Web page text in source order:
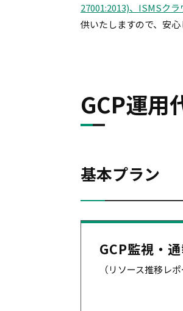
27001:2013)、ISMSク
供いたしますので、安心
GCP運用
基本プラン
GCP監視・
（リソース推移レポ